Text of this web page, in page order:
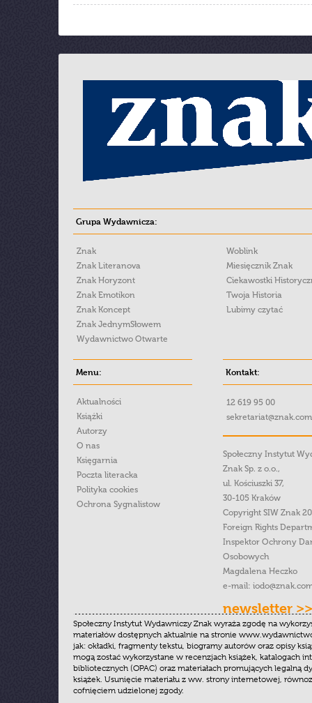
Grupa Wydawnicza:
Znak
Znak Literanova
Znak Horyzont
Znak Emotikon
Znak Koncept
Znak JednymSłowem
Wydawnictwo Otwarte
Woblink
Miesięcznik Znak
Ciekawostki
Twoja Historia
Lubimy czytać
Menu:
Aktualności
Książki
Autorzy
O nas
Księgarnia
Poczta literacka
Polityka cookies
Ochrona Sygnalistow
Kontakt:
12 619 95 00
Społeczny Instytut
Znak Sp. z o.o.,
ul. Kościuszki 37,
30-105 Kraków
Copyright SIW Znak
Foreign Rights
Inspektor Ochrony
Osobowych
Magdalena Heczko
e-mail:
newsletter >>
Społeczny Instytut Wydawniczy Znak wyraża zgodę na
materiałów dostępnych aktualnie na stronie
jak: okładki, fragmenty tekstu, biogramy autorów oraz opisy
mogą zostać wykorzystane w recenzjach książek, katalogach
bibliotecznych (OPAC) oraz materiałach promujących legalną
książek. Usunięcie materiału z ww. strony internetowej,
cofnięciem udzielonej zgody.